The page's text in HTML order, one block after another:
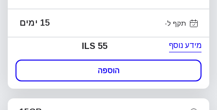
תקף ל- 15 ימים
מידע נוסף ILS 55
הוספה